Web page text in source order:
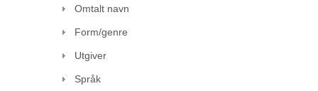
Omtalt navn
Form/genre
Utgiver
Språk